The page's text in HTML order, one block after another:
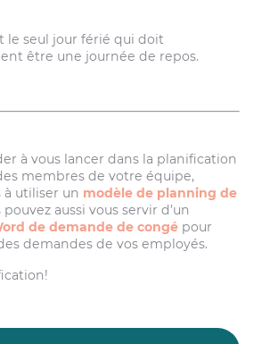
le seul jour férié qui doit
être une journée de repos.
à vous lancer dans la planification
membres de votre équipe,
à utiliser un modèle de planning de
pouvez aussi vous servir d’un
de demande de congé pour
demandes de vos employés.